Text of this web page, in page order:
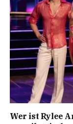
Wer ist Rylee